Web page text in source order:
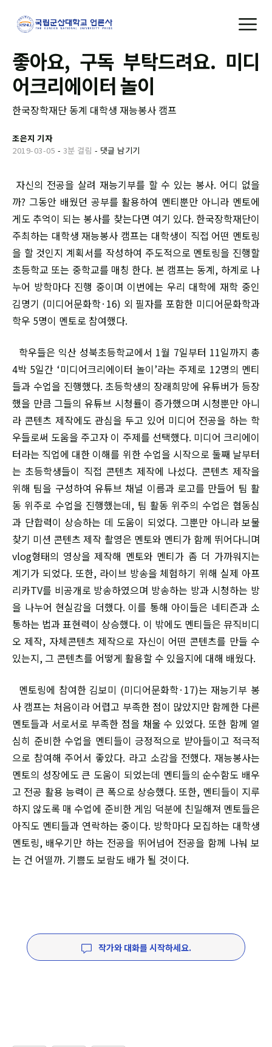
좋아요, 구독 부탁드려요. 미디
어크리에이터 놀이
한국장학재단 동계 대학생 재능봉사 캠프
조은지 기자
2019-03-05 - 3분 걸림 - 댓글 남기기
자신의 전공을 살려 재능기부를 할 수 있는 봉사. 어디 없을
까? 그동안 배웠던 공부를 활용하여 멘티뿐만 아니라 멘토에
게도 추억이 되는 봉사를 찾는다면 여기 있다. 한국장학재단이
주최하는 대학생 재능봉사 캠프는 대학생이 직접 어떤 멘토링
을 할 것인지 계획서를 작성하여 주도적으로 멘토링을 진행할
초등학교 또는 중학교를 매칭 한다. 본 캠프는 동계, 하계로 나
누어 방학마다 진행 중이며 이번에는 우리 대학에 재학 중인
김명기 (미디어문화학·16) 외 필자를 포함한 미디어문화학과
학우 5명이 멘토로 참여했다.
학우들은 익산 성북초등학교에서 1월 7일부터 11일까지 총
4박 5일간 ‘미디어크리에이터 놀이’라는 주제로 12명의 멘티
들과 수업을 진행했다. 초등학생의 장래희망에 유튜버가 등장
했을 만큼 그들의 유튜브 시청률이 증가했으며 시청뿐만 아니
라 콘텐츠 제작에도 관심을 두고 있어 미디어 전공을 하는 학
우들로써 도움을 주고자 이 주제를 선택했다. 미디어 크리에이
터라는 직업에 대한 이해를 위한 수업을 시작으로 둘째 날부터
는 초등학생들이 직접 콘텐츠 제작에 나섰다. 콘텐츠 제작을
위해 팀을 구성하여 유튜브 채널 이름과 로고를 만들어 팀 활
동 위주로 수업을 진행했는데, 팀 활동 위주의 수업은 협동심
과 단합력이 상승하는 데 도움이 되었다. 그뿐만 아니라 보물
찾기 미션 콘텐츠 제작 촬영은 멘토와 멘티가 함께 뛰어다니며
vlog형태의 영상을 제작해 멘토와 멘티가 좀 더 가까워지는
계기가 되었다. 또한, 라이브 방송을 체험하기 위해 실제 아프
리카TV를 비공개로 방송하였으며 방송하는 방과 시청하는 방
을 나누어 현실감을 더했다. 이를 통해 아이들은 네티즌과 소
통하는 법과 표현력이 상승했다. 이 밖에도 멘티들은 뮤직비디
오 제작, 자체콘텐츠 제작으로 자신이 어떤 콘텐츠를 만들 수
있는지, 그 콘텐츠를 어떻게 활용할 수 있을지에 대해 배웠다.
멘토링에 참여한 김보미 (미디어문화학·17)는 재능기부 봉
사 캠프는 처음이라 어렵고 부족한 점이 많았지만 함께한 다른
멘토들과 서로서로 부족한 점을 채울 수 있었다. 또한 함께 열
심히 준비한 수업을 멘티들이 긍정적으로 받아들이고 적극적
으로 참여해 주어서 좋았다. 라고 소감을 전했다. 재능봉사는
멘토의 성장에도 큰 도움이 되었는데 멘티들의 순수함도 배우
고 전공 활용 능력이 큰 폭으로 상승했다. 또한, 멘티들이 지루
하지 않도록 매 수업에 준비한 게임 덕분에 친밀해져 멘토들은
아직도 멘티들과 연락하는 중이다. 방학마다 모집하는 대학생
멘토링, 배우기만 하는 전공을 뛰어넘어 전공을 함께 나눠 보
는 건 어떨까. 기쁨도 보람도 배가 될 것이다.
작가와 대화를 시작하세요.